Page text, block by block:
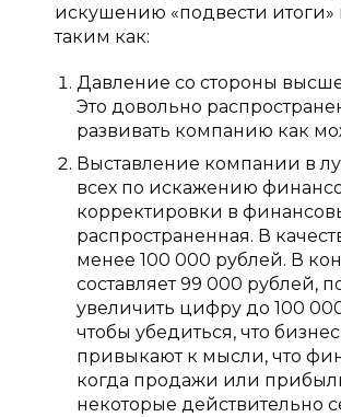
искушению «подвести
таким как:
Давление со стороны
Это довольно
развивать компанию как
Выставление компании в
всех по искажению
корректировки в
распространенная. В
менее 100 000 рублей. В
составляет 99 000 рублей,
увеличить цифру до 100
чтобы убедиться, что
привыкают к мысли, что
когда продажи или
некоторые действительно